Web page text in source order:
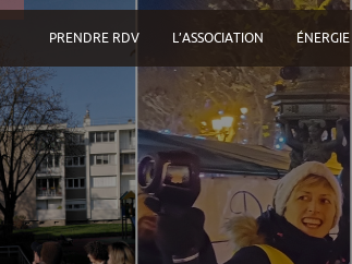
PRENDRE RDV L’ASSOCIATION ÉNERGIE